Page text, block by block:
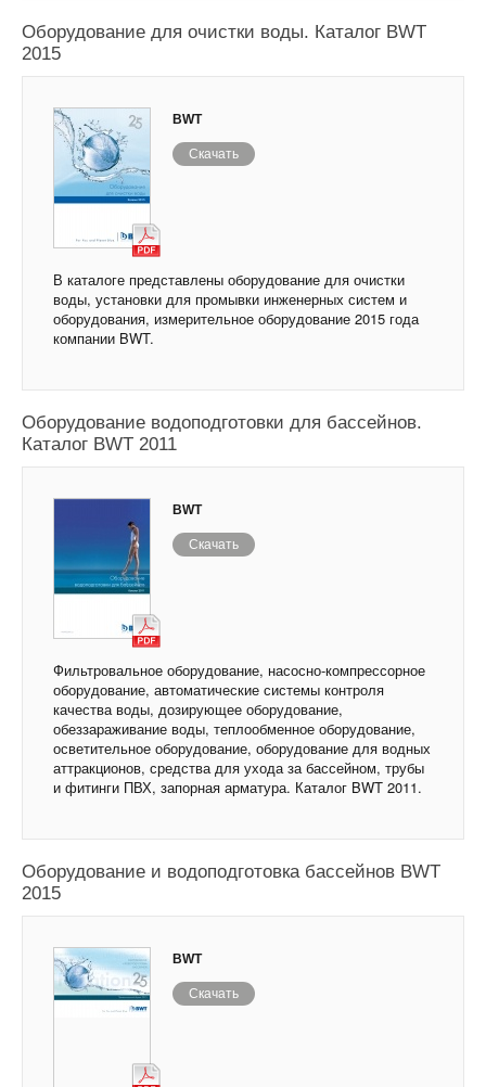
Оборудование для очистки воды. Каталог BWT
2015
BWT
Скачать
В каталоге представлены оборудование для очистки
воды, установки для промывки инженерных систем и
оборудования, измерительное оборудование 2015 года
компании BWT.
Оборудование водоподготовки для бассейнов.
Каталог BWT 2011
BWT
Скачать
Фильтровальное оборудование, насосно-компрессорное
оборудование, автоматические системы контроля
качества воды, дозирующее оборудование,
обеззараживание воды, теплообменное оборудование,
осветительное оборудование, оборудование для водных
аттракционов, средства для ухода за бассейном, трубы
и фитинги ПВХ, запорная арматура. Каталог BWT 2011.
Оборудование и водоподготовка бассейнов BWT
2015
BWT
Скачать